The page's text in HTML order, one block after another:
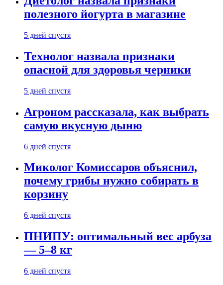
полезного йогурта в магазине
5 дней спустя
Технолог назвала признаки
опасной для здоровья черники
5 дней спустя
Агроном рассказала, как выбрать
самую вкусную дыню
6 дней спустя
Миколог Комиссаров объяснил,
почему грибы нужно собирать в
корзину
6 дней спустя
ПНИПУ: оптимальный вес арбуза
— 5–8 кг
6 дней спустя